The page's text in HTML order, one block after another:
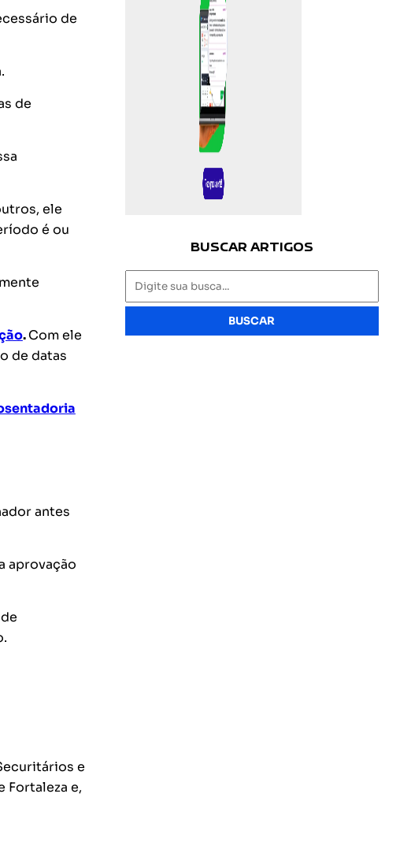
de
de
ele
é ou
.Com ele
de datas
antes
aprovação
e
Fortaleza e,
BUSCAR ARTIGOS
BUSCAR